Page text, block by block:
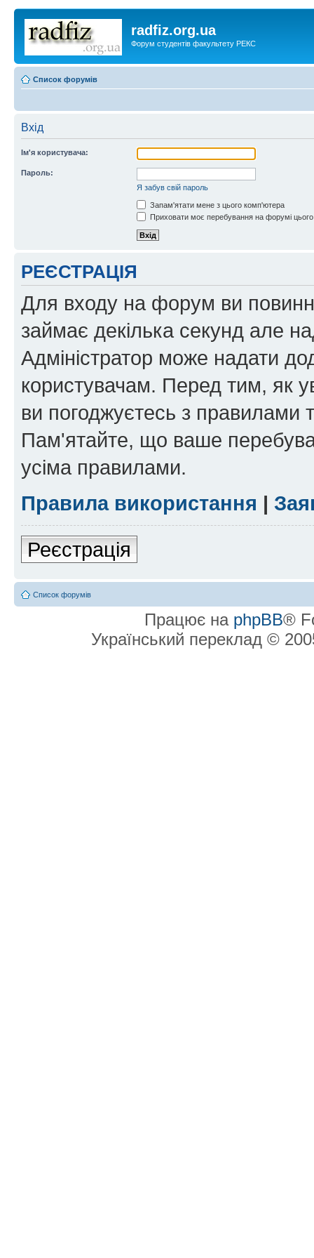
radfiz.org.ua
Форум студентів факультету РЕКС
Список форумів
Вхід
Ім'я користувача:
Пароль:
Я забув свій пароль
Запам'ятати мене з цього комп'ютера
Приховати моє перебування на форумі
РЕЄСТРАЦІЯ
Для входу на форум ви
займає декілька секунд але
Адміністратор може надати
користувачам. Перед тим, як
ви погоджуєтесь з правилами
Пам'ятайте, що ваше
усіма правилами.
Правила використання |
Реєстрація
Список форумів
Працює на phpBB®
Український переклад ©